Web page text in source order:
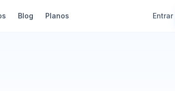
Blog Planos Entrar